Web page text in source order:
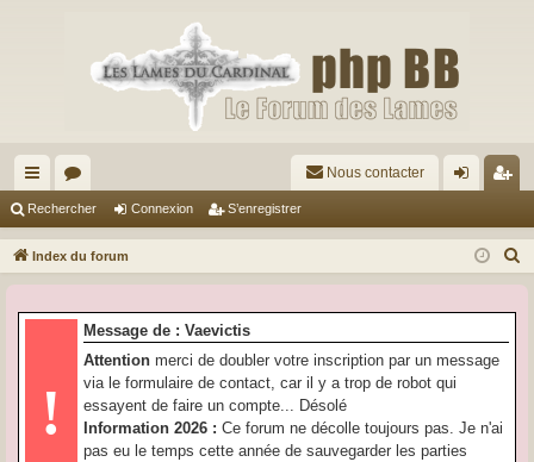
cc
ès
pi
or
u
s
Nous contacter
ne
on
nr
ist
Rechercher Connexion S’enregistrer
Index du forum
!
Message de : Vaevictis
Attention merci de doubler votre inscription par un message
via le formulaire de contact, car il y a trop de robot qui
essayent de faire un compte... Désolé
Information 2026 : Ce forum ne décolle toujours pas. Je n'ai
pas eu le temps cette année de sauvegarder les parties